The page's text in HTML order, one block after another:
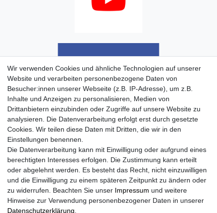
Wir verwenden Cookies und ähnliche Technologien auf unserer
Website und verarbeiten personenbezogene Daten von
Besucher:innen unserer Webseite (z.B. IP-Adresse), um z.B.
Inhalte und Anzeigen zu personalisieren, Medien von
Drittanbietern einzubinden oder Zugriffe auf unsere Website zu
analysieren. Die Datenverarbeitung erfolgt erst durch gesetzte
Cookies. Wir teilen diese Daten mit Dritten, die wir in den
Einstellungen benennen.
Die Datenverarbeitung kann mit Einwilligung oder aufgrund eines
berechtigten Interesses erfolgen. Die Zustimmung kann erteilt
oder abgelehnt werden. Es besteht das Recht, nicht einzuwilligen
und die Einwilligung zu einem späteren Zeitpunkt zu ändern oder
zu widerrufen. Beachten Sie unser Impressum und weitere
Hinweise zur Verwendung personenbezogener Daten in unserer
Daten­schutz­erklärung